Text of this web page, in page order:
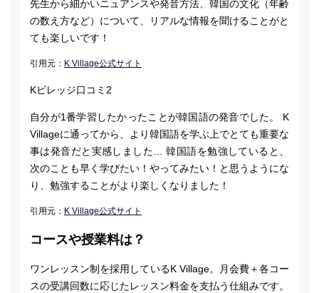
先生から細かいニュアンスや発音方法、韓国の文化（年齢
の数え方など）について、リアルな情報を聞けることがと
ても楽しいです！
引用元： K Village公式サイト
Kビレッジ口コミ2
自分が1番学習したかったことが韓国語の発音でした。 K
Villageに通ってから、より韓国語を学ぶ上でとても重要な
事は発音だと実感しました… 韓国語を勉強していると、
次のことも早く学びたい！やってみたい！と思うようにな
り、勉強することがより楽しくなりました！
引用元： K Village公式サイト
コースや授業料は？
ワンレッスン制を採用しているK Village。月会費＋各コー
スの受講回数に応じたレッスン料金を支払う仕組みです。